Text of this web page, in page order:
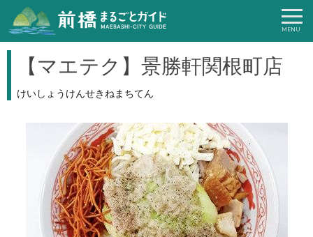
【マエテク】景勝軒関根町店
けいしょうけんせきねまちてん